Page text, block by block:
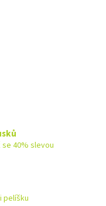
40% slevou
pelíšku